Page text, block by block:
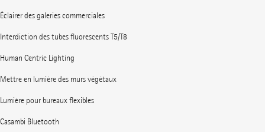
Éclairer des galeries commerciales
Interdiction des tubes fluorescents T5/T8
Human Centric Lighting
Mettre en lumière des murs végétaux
Lumière pour bureaux flexibles
Casambi Bluetooth